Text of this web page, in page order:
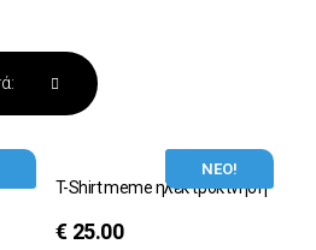
ΝΕΟ!
T-Shirt meme ηλεκτροκίνηση
€ 25.00